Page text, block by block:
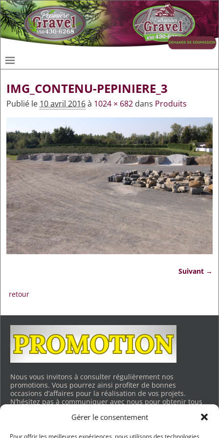
Gérer le consentement
Pour offrir les meilleures expériences, nous utilisons des technologies
IMG_CONTENU-PEPINIERE_3
Publié le 10 avril 2016à 1024 × 682 dans Produits
Suivant →
retour
Nous vous invitons à consulter régulièrement nos
promotions. Vous pourrez ainsi profiter de bonnes
occasions d’affaires pour la réalisation de vos projets.
N’hésitez pas à communiquer avec nous pour obtenir tous